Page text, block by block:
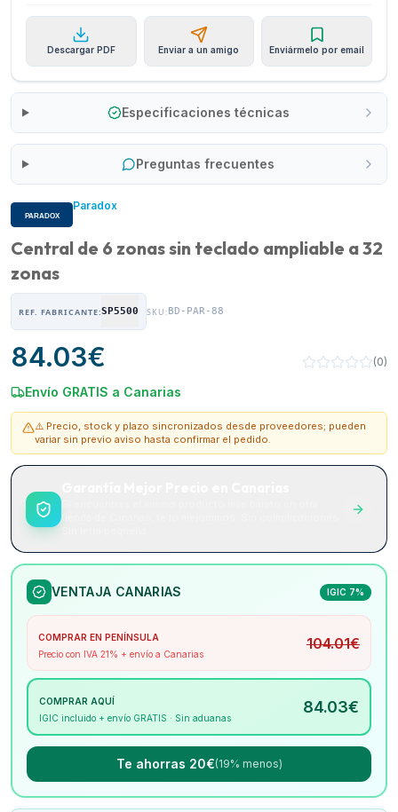
Descargar PDF Enviar a un amigo Enviármelo por email
Especificaciones técnicas
Preguntas frecuentes
Paradox
Central de 6 zonas sin teclado ampliable a 32
zonas
REF. FABRICANTE:SP5500 SKU:BD-PAR-88
84.03€ (0)
Envío GRATIS a Canarias
⚠️ Precio, stock y plazo sincronizados desde proveedores; pueden
variar sin previo aviso hasta confirmar el pedido.
VENTAJA CANARIAS IGIC 7%
COMPRAR EN PENÍNSULA
Precio con IVA 21% + envío a Canarias
104.01€
COMPRAR AQUÍ
IGIC incluido + envío GRATIS · Sin aduanas
84.03€
Te ahorras 20€(19% menos)